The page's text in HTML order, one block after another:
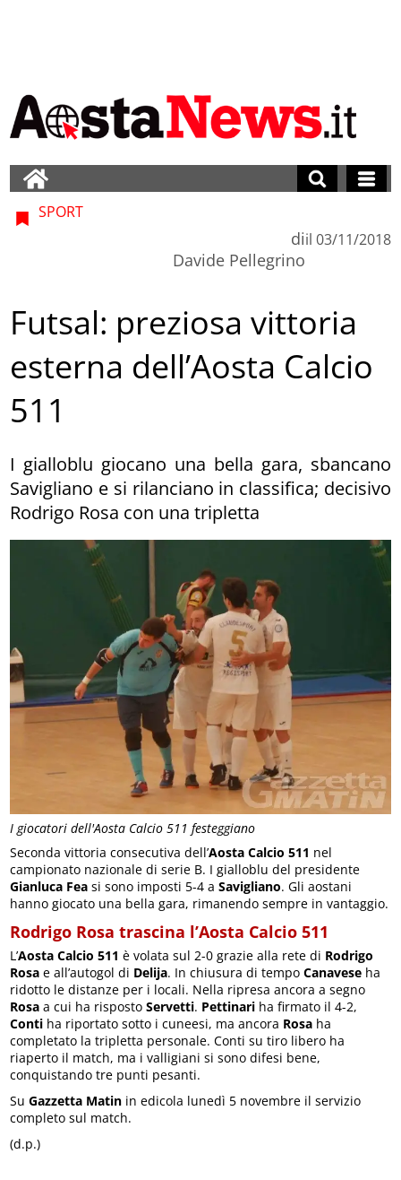
I giocatori dell'Aosta Calcio 511 festeggiano
SPORT
di
Davide Pellegrino
il 03/11/2018
Futsal: preziosa vittoria
esterna dell’Aosta Calcio
511
I gialloblu giocano una bella gara, sbancano
Savigliano e si rilanciano in classifica; decisivo
Rodrigo Rosa con una tripletta
Seconda vittoria consecutiva dell’Aosta Calcio 511 nel
campionato nazionale di serie B. I gialloblu del presidente
Gianluca Fea si sono imposti 5-4 aSavigliano. Gli aostani
hanno giocato una bella gara, rimanendo sempre in vantaggio.
Rodrigo Rosa trascina l’Aosta Calcio 511
L’Aosta Calcio 511 è volata sul 2-0 grazie alla rete di Rodrigo
Rosa e all’autogol di Delija. In chiusura di tempoCanavese ha
ridotto le distanze per i locali. Nella ripresa ancora a segno
Rosa a cui ha rispostoServetti. Pettinari ha firmato il 4-2,
Conti ha riportato sotto i cuneesi, ma ancora Rosa ha
completato la tripletta personale. Conti su tiro libero ha
riaperto il match, ma i valligiani si sono difesi bene,
conquistando tre punti pesanti.
SuGazzetta Matin in edicola lunedì 5 novembre il servizio
completo sul match.
(d.p.)